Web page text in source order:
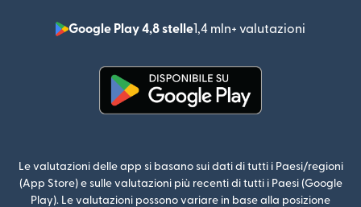
Google Play 4,8 stelle1,4 mln+ valutazioni
Le valutazioni delle app si basano sui dati di tutti i Paesi/regioni
(App Store) e sulle valutazioni più recenti di tutti i Paesi (Google
Play). Le valutazioni possono variare in base alla posizione